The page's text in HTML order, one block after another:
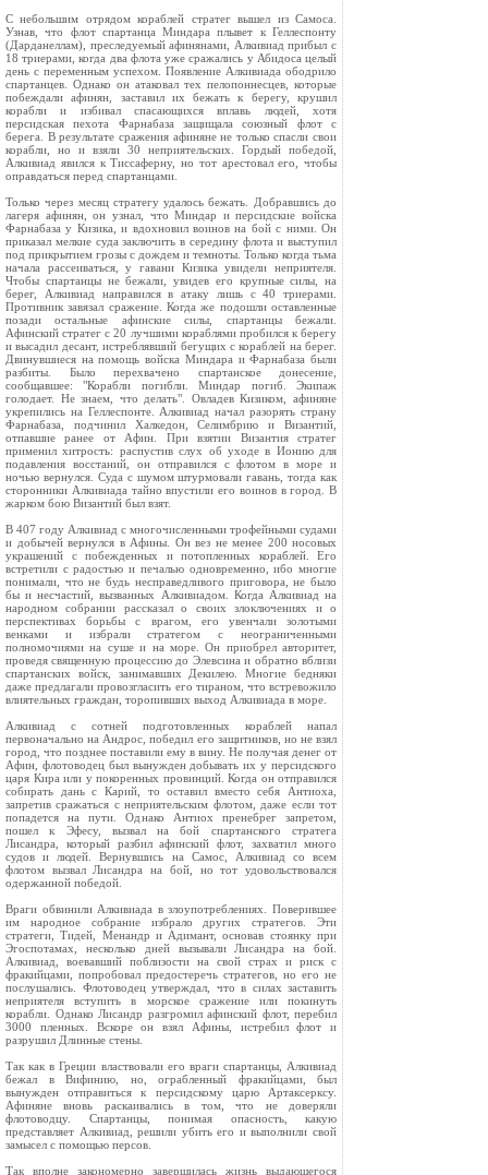
С небольшим отрядом кораблей стратег вышел из Самоса.
Узнав, что флот спартанца Миндара плывет к Геллеспонту
(Дарданеллам), преследуемый афинянами, Алкивиад прибыл с
18 триерами, когда два флота уже сражались у Абидоса целый
день с переменным успехом. Появление Алкивиада ободрило
спартанцев. Однако он атаковал тех пелопоннесцев, которые
побеждали афинян, заставил их бежать к берегу, крушил
корабли и избивал спасающихся вплавь людей, хотя
персидская пехота Фарнабаза защищала союзный флот с
берега. В результате сражения афиняне не только спасли свои
корабли, но и взяли 30 неприятельских. Гордый победой,
Алкивиад явился к Тиссаферну, но тот арестовал его, чтобы
оправдаться перед спартанцами.
Только через месяц стратегу удалось бежать. Добравшись до
лагеря афинян, он узнал, что Миндар и персидские войска
Фарнабаза у Кизика, и вдохновил воинов на бой с ними. Он
приказал мелкие суда заключить в середину флота и выступил
под прикрытием грозы с дождем и темноты. Только когда тьма
начала рассеиваться, у гавани Кизика увидели неприятеля.
Чтобы спартанцы не бежали, увидев его крупные силы, на
берег, Алкивиад направился в атаку лишь с 40 триерами.
Противник завязал сражение. Когда же подошли оставленные
позади остальные афинские силы, спартанцы бежали.
Афинский стратег с 20 лучшими кораблями пробился к берегу
и высадил десант, истреблявший бегущих с кораблей на берег.
Двинувшиеся на помощь войска Миндара и Фарнабаза были
разбиты. Было перехвачено спартанское донесение,
сообщавшее: "Корабли погибли. Миндар погиб. Экипаж
голодает. Не знаем, что делать". Овладев Кизиком, афиняне
укрепились на Геллеспонте. Алкивиад начал разорять страну
Фарнабаза, подчинил Халкедон, Селимбрию и Византий,
отпавшие ранее от Афин. При взятии Византия стратег
применил хитрость: распустив слух об уходе в Ионию для
подавления восстаний, он отправился с флотом в море и
ночью вернулся. Суда с шумом штурмовали гавань, тогда как
сторонники Алкивиада тайно впустили его воинов в город. В
жарком бою Византий был взят.
В 407 году Алкивиад с многочисленными трофейными судами
и добычей вернулся в Афины. Он вез не менее 200 носовых
украшений с побежденных и потопленных кораблей. Его
встретили с радостью и печалью одновременно, ибо многие
понимали, что не будь несправедливого приговора, не было
бы и несчастий, вызванных Алкивиадом. Когда Алкивиад на
народном собрании рассказал о своих злоключениях и о
перспективах борьбы с врагом, его увенчали золотыми
венками и избрали стратегом с неограниченными
полномочиями на суше и на море. Он приобрел авторитет,
проведя священную процессию до Элевсина и обратно вблизи
спартанских войск, занимавших Декилею. Многие бедняки
даже предлагали провозгласить его тираном, что встревожило
влиятельных граждан, торопивших выход Алкивиада в море.
Алкивиад с сотней подготовленных кораблей напал
первоначально на Андрос, победил его защитников, но не взял
город, что позднее поставили ему в вину. Не получая денег от
Афин, флотоводец был вынужден добывать их у персидского
царя Кира или у покоренных провинций. Когда он отправился
собирать дань с Карий, то оставил вместо себя Антиоха,
запретив сражаться с неприятельским флотом, даже если тот
попадется на пути. Однако Антиох пренебрег запретом,
пошел к Эфесу, вызвал на бой спартанского стратега
Лисандра, который разбил афинский флот, захватил много
судов и людей. Вернувшись на Самос, Алкивиад со всем
флотом вызвал Лисандра на бой, но тот удовольствовался
одержанной победой.
Враги обвинили Алкивиада в злоупотреблениях. Поверившее
им народное собрание избрало других стратегов. Эти
стратеги, Тидей, Менандр и Адимант, основав стоянку при
Эгоспотамах, несколько дней вызывали Лисандра на бой.
Алкивиад, воевавший поблизости на свой страх и риск с
фракийцами, попробовал предостеречь стратегов, но его не
послушались. Флотоводец утверждал, что в силах заставить
неприятеля вступить в морское сражение или покинуть
корабли. Однако Лисандр разгромил афинский флот, перебил
3000 пленных. Вскоре он взял Афины, истребил флот и
разрушил Длинные стены.
Так как в Греции властвовали его враги спартанцы, Алкивиад
бежал в Вифинию, но, ограбленный фракийцами, был
вынужден отправиться к персидскому царю Артаксерксу.
Афиняне вновь раскаивались в том, что не доверяли
флотоводцу. Спартанцы, понимая опасность, какую
представляет Алкивиад, решили убить его и выполнили свой
замысел с помощью персов.
Так вполне закономерно завершилась жизнь выдающегося